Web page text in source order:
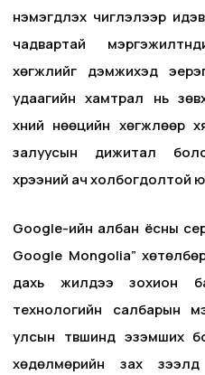
нэмэгдүүлэх чиглэлээр
чадвартай
хөгжлийг дэмжихэд
удаагийн хамтрал нь
хүний нөөцийн хөгжлөөр
залуусын дижитал
хүрээний ач холбогдолтой
Google-ийн албан ёсны
Google Mongolia”
дахь жилдээ зохион
технологийн салбарын
улсын түвшинд эзэмших
хөдөлмөрийн зах